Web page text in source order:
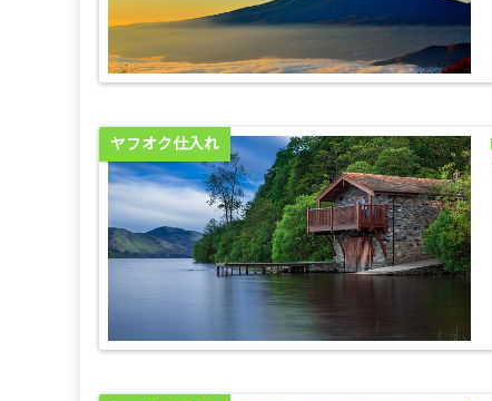
ヤフオク仕入れ